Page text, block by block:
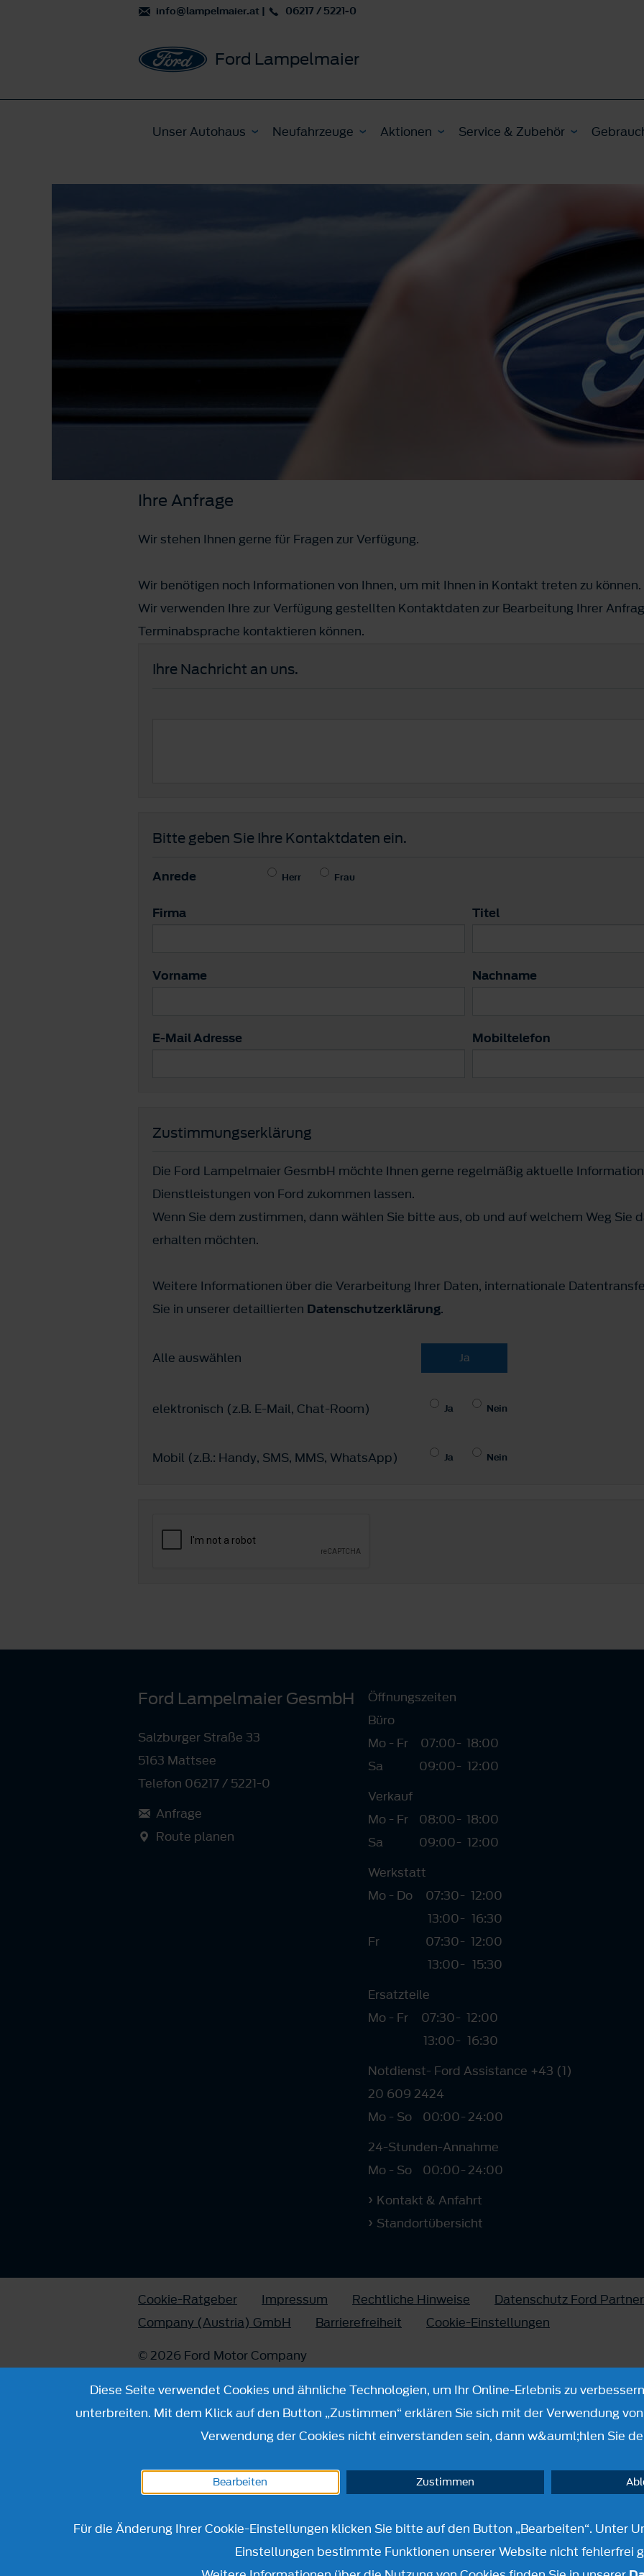
info@lampelmaier.at | 06217 / 5221-0
Ford Lampelmaier
Unser Autohaus Neufahrzeuge Aktionen Service & Zubehör
Ihre Anfrage
Wir stehen Ihnen gerne für Fragen zur Verfügung.
Wir benötigen noch Informationen von Ihnen, um mit Ihnen in Kontakt treten zu können.
Wir verwenden Ihre zur Verfügung gestellten Kontaktdaten zur Bearbeitung Ihrer
Terminabsprache kontaktieren können.
Ihre Nachricht an uns.
Bitte geben Sie Ihre Kontaktdaten ein.
Anrede Herr Frau
Firma Titel
Vorname Nachname
E-Mail Adresse Mobiltelefon
Zustimmungserklärung
Die Ford Lampelmaier GesmbH möchte Ihnen gerne regelmäßig aktuelle
Dienstleistungen von Ford zukommen lassen.
Wenn Sie dem zustimmen, dann wählen Sie bitte aus, ob und auf welchem Weg Sie
erhalten möchten.
Weitere Informationen über die Verarbeitung Ihrer Daten, internationale
Sie in unserer detaillierten Datenschutzerklärung.
Alle auswählen Ja
elektronisch (z.B. E-Mail, Chat-Room) Ja Nein
Mobil (z.B.: Handy, SMS, MMS, WhatsApp) Ja Nein
Ford Lampelmaier GesmbH
Salzburger Straße 33
5163 Mattsee
Telefon 06217 / 5221-0
Anfrage
Route planen
Öffnungszeiten
Büro
Mo - Fr
07:00- 18:00
Sa
09:00- 12:00
Verkauf
Mo - Fr
08:00- 18:00
Sa
09:00- 12:00
Werkstatt
Mo - Do
07:30
13:00
-
-
12:00
16:30
Fr
07:30
13:00
-
-
12:00
15:30
Ersatzteile
Mo - Fr
07:30
13:00
-
-
12:00
16:30
Notdienst- Ford Assistance +43 (1)
20 609 2424
Mo - So
00:00-24:00
24-Stunden-Annahme
Mo - So
00:00-24:00
Kontakt & Anfahrt
Standortübersicht
Cookie-Ratgeber Impressum Rechtliche Hinweise Datenschutz Ford Partner
Company (Austria) GmbH
Barrierefreiheit
Cookie-Einstellungen
© 2026 Ford Motor Company
Diese Seite verwendet Cookies und ähnliche Technologien, um Ihr Online-Erlebnis zu
unterbreiten. Mit dem Klick auf den Button „Zustimmen“ erklären Sie sich mit der Verwendung
Verwendung der Cookies nicht einverstanden sein, dann w&auml;hlen Sie
Bearbeiten Zustimmen
Für die Änderung Ihrer Cookie-Einstellungen klicken Sie bitte auf den Button „Bearbeiten“. Unter
Einstellungen bestimmte Funktionen unserer Website nicht fehlerfrei